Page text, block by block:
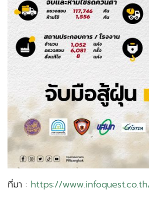
ที่มา : https://